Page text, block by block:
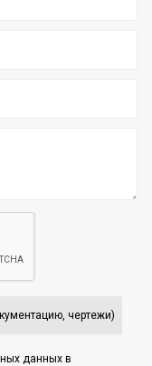
чертежи)
данных в